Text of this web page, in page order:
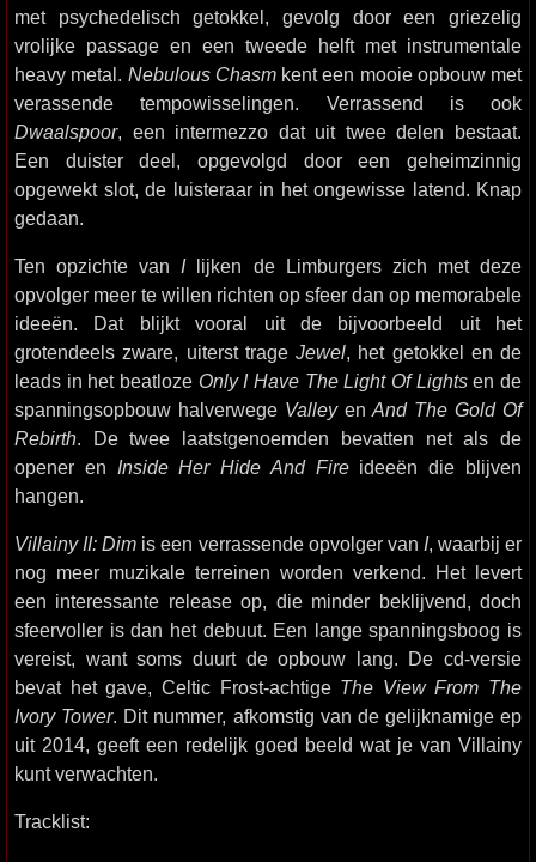
met psychedelisch getokkel, gevolg door een griezelig
vrolijke passage en een tweede helft met instrumentale
heavy metal. Nebulous Chasmkent een mooie opbouw met
verassende tempowisselingen. Verrassend is ook
Dwaalspoor, een intermezzo dat uit twee delen bestaat.
Een duister deel, opgevolgd door een geheimzinnig
opgewekt slot, de luisteraar in het ongewisse latend. Knap
gedaan.
Ten opzichte van Ilijken de Limburgers zich met deze
opvolger meer te willen richten op sfeer dan op memorabele
ideeën. Dat blijkt vooral uit de bijvoorbeeld uit het
grotendeels zware, uiterst trage Jewel, het getokkel en de
leads in het beatloze Only I Have The Light Of Lightsen de
spanningsopbouw halverwege ValleyenAnd The Gold Of
Rebirth. De twee laatstgenoemden bevatten net als de
opener en Inside Her Hide And Fireideeën die blijven
hangen.
Villainy II: Dim is een verrassende opvolger van I, waarbij er
nog meer muzikale terreinen worden verkend. Het levert
een interessante release op, die minder beklijvend, doch
sfeervoller is dan het debuut. Een lange spanningsboog is
vereist, want soms duurt de opbouw lang. De cd-versie
bevat het gave, Celtic Frost-achtige The View From The
Ivory Tower. Dit nummer, afkomstig van de gelijknamige ep
uit 2014, geeft een redelijk goed beeld wat je van Villainy
kunt verwachten.
Tracklist: